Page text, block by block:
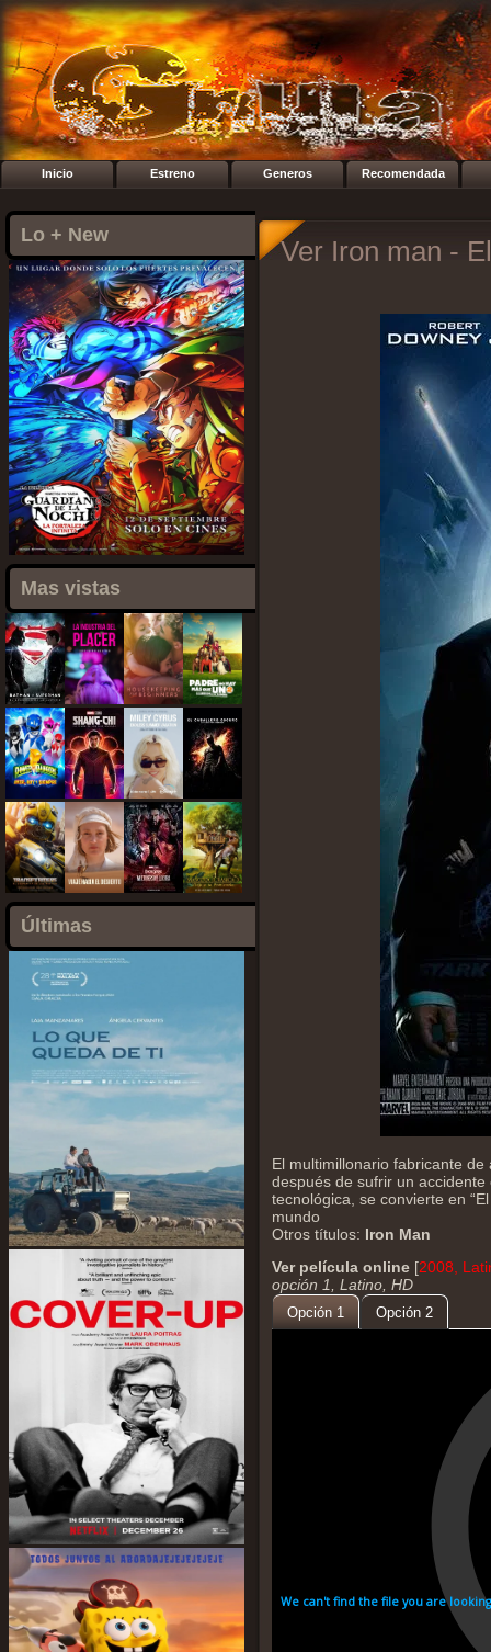
Inicio Estreno Generos Recomendada
Lo + New
Mas vistas
Últimas
Ver Iron man -
El multimillonario fabricante
después de sufrir un
tecnológica, se convierte en
mundo
Otros títulos: Iron Man
Ver película online [2008,
opción 1, Latino, HD
Opción 1 Opción 2